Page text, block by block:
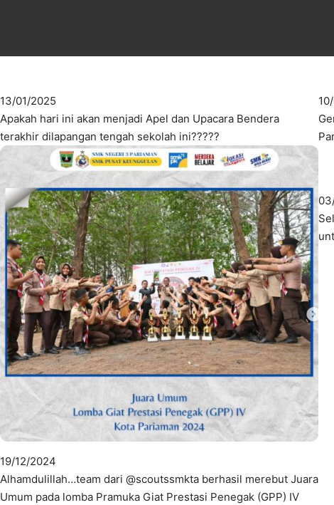
13/01/2025
Apakah hari ini akan menjadi Apel dan Upacara Bendera
terakhir dilapangan tengah sekolah ini?????
19/12/2024
Alhamdulillah…team dari @scoutssmkta berhasil merebut Juara
Umum pada lomba Pramuka Giat Prestasi Penegak (GPP) IV